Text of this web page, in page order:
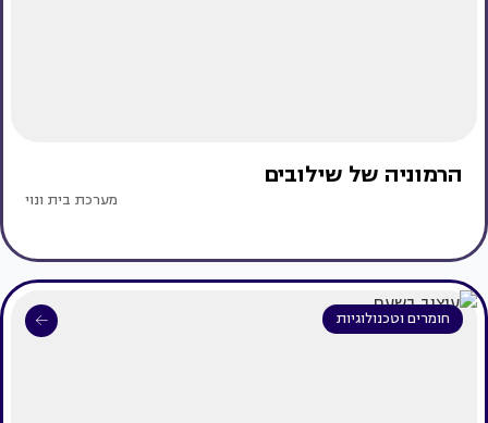
הרמוניה של שילובים
מערכת בית ונוי
חומרים וטכנולוגיות